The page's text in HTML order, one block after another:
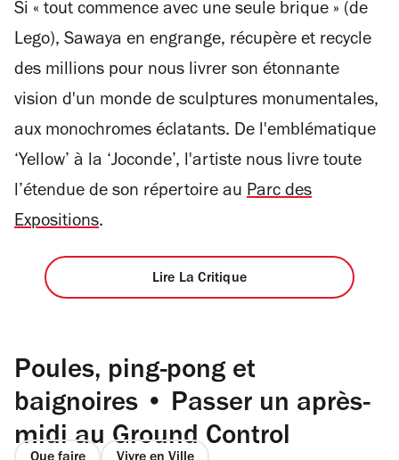
étoiles
Si « tout commence avec une seule brique » (de
Lego), Sawaya en engrange, récupère et recycle
des millions pour nous livrer son étonnante
vision d'un monde de sculptures monumentales,
aux monochromes éclatants. De l'emblématique
‘Yellow’ à la ‘Joconde’, l'artiste nous livre toute
l’étendue de son répertoire au Parc des
Expositions.
Lire La Critique
Poules, ping-pong et
baignoires • Passer un après-
midi au Ground Control